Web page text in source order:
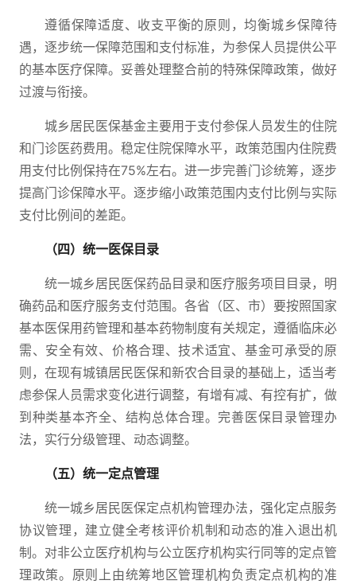
遵循保障适度、收支平衡的原则，均衡城乡保障待
遇，逐步统一保障范围和支付标准，为参保人员提供公平
的基本医疗保障。妥善处理整合前的特殊保障政策，做好
过渡与衔接。
城乡居民医保基金主要用于支付参保人员发生的住院
和门诊医药费用。稳定住院保障水平，政策范围内住院费
用支付比例保持在75%左右。进一步完善门诊统筹，逐步
提高门诊保障水平。逐步缩小政策范围内支付比例与实际
支付比例间的差距。
（四）统一医保目录
统一城乡居民医保药品目录和医疗服务项目目录，明
确药品和医疗服务支付范围。各省（区、市）要按照国家
基本医保用药管理和基本药物制度有关规定，遵循临床必
需、安全有效、价格合理、技术适宜、基金可承受的原
则，在现有城镇居民医保和新农合目录的基础上，适当考
虑参保人员需求变化进行调整，有增有减、有控有扩，做
到种类基本齐全、结构总体合理。完善医保目录管理办
法，实行分级管理、动态调整。
（五）统一定点管理
统一城乡居民医保定点机构管理办法，强化定点服务
协议管理，建立健全考核评价机制和动态的准入退出机
制。对非公立医疗机构与公立医疗机构实行同等的定点管
理政策。原则上由统筹地区管理机构负责定点机构的准